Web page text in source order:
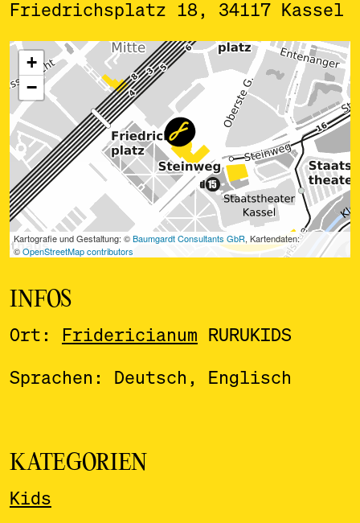
Friedrichsplatz 18, 34117 Kassel
ˇ
INFOS
Ort: Fridericianum RURUKIDS
Sprachen: Deutsch, Englisch
KATEGORIEN
Kids